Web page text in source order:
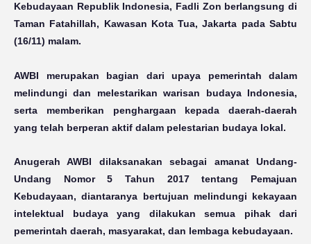
Kebudayaan Republik Indonesia, Fadli Zon berlangsung di
Taman Fatahillah, Kawasan Kota Tua, Jakarta pada Sabtu
(16/11) malam.
AWBI merupakan bagian dari upaya pemerintah dalam
melindungi dan melestarikan warisan budaya Indonesia,
serta memberikan penghargaan kepada daerah-daerah
yang telah berperan aktif dalam pelestarian budaya lokal.
Anugerah AWBI dilaksanakan sebagai amanat Undang-
Undang Nomor 5 Tahun 2017 tentang Pemajuan
Kebudayaan, diantaranya bertujuan melindungi kekayaan
intelektual budaya yang dilakukan semua pihak dari
pemerintah daerah, masyarakat, dan lembaga kebudayaan.